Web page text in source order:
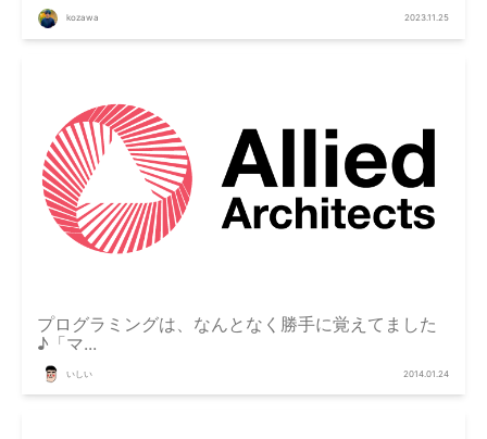
kozawa 2023.11.25
プログラミングは、なんとなく勝手に覚えてました
♪「マ...
いしい 2014.01.24